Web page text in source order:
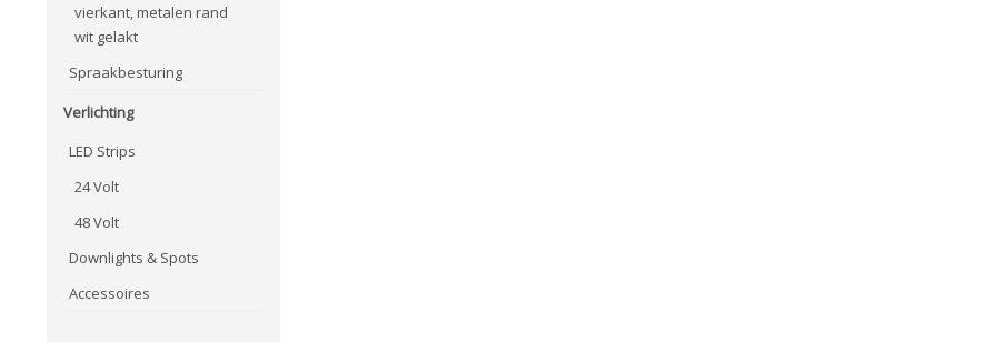
vierkant, metalen rand
wit gelakt
Spraakbesturing
Verlichting
LED Strips
24 Volt
48 Volt
Downlights & Spots
Accessoires